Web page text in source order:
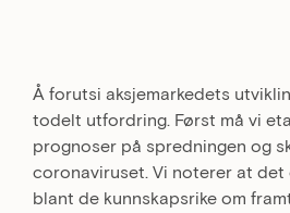
Å forutsi aksjemarkedets
todelt utfordring. Først må vi
prognoser på spredningen og
coronaviruset. Vi noterer at det
blant de kunnskapsrike om